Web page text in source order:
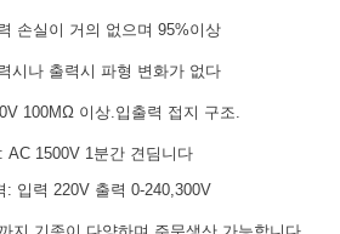
손실이 거의 없으며 95%이상
시나 출력시 파형 변화가 없다
100MΩ 이상.입출력 접지 구조.
AC 1500V 1분간 견딤니다
: 입력 220V 출력 0-240,300V